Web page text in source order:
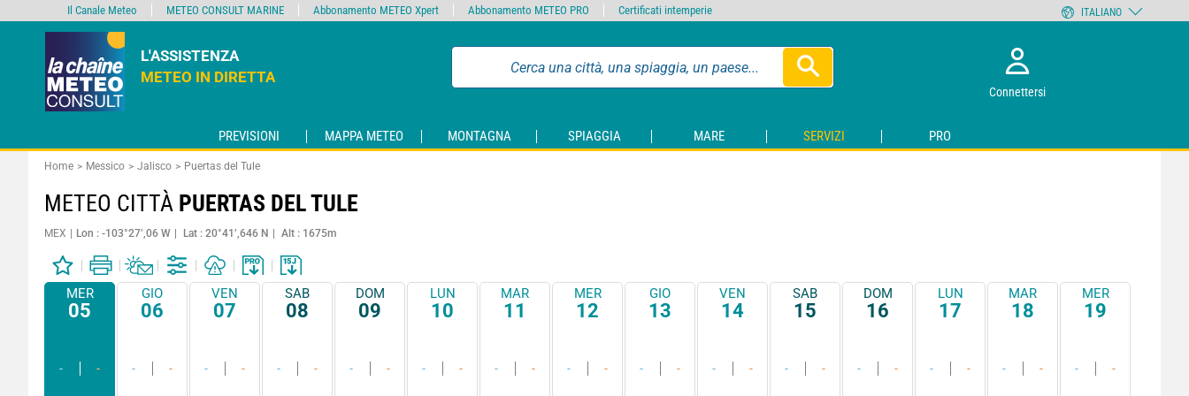
L'ASSISTENZA
METEO IN DIRETTA
Connettersi
PREVISIONI MAPPA METEO MONTAGNA SPIAGGIA MARE SERVIZI PRO
Home Messico Jalisco Puertas del Tule
METEO CITTÀ PUERTAS DEL TULE
MEX Lon : -103°27’,06 W Lat : 20°41’,646 N Alt : 1675m
MER
05
- -
GIO
06
- -
VEN
07
- -
SAB
08
- -
DOM
09
- -
LUN
10
- -
MAR
11
- -
MER
12
- -
GIO
13
- -
VEN
14
- -
SAB
15
- -
DOM
16
- -
LUN
17
- -
MAR
18
- -
MER
19
- -
Il Canale Meteo METEO CONSULT MARINE Abbonamento METEO Xpert Abbonamento METEO PRO Certificati intemperie ITALIANO